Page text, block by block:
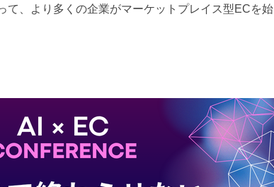
て、より多くの企業がマーケットプレイス型ECを始